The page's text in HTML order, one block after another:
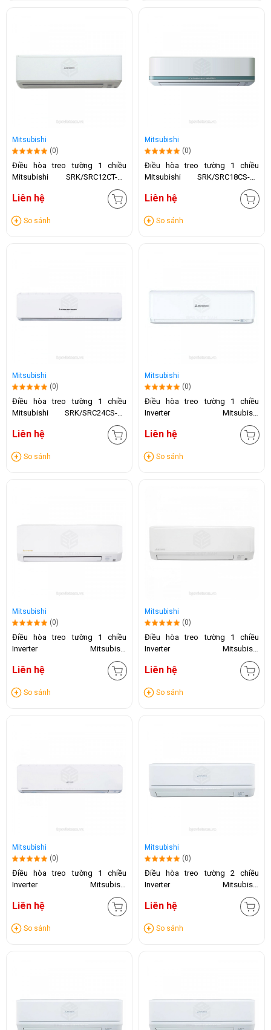
Mitsubishi
(0)
Điều hòa treo tường 1 chiều
Mitsubishi SRK/SRC12CT-S5
Liên hệ
So sánh
Mitsubishi
(0)
Điều hòa treo tường 1 chiều
Mitsubishi SRK/SRC18CS-S5
Liên hệ
So sánh
Mitsubishi
(0)
Điều hòa treo tường 1 chiều
Mitsubishi SRK/SRC24CS-S5
Liên hệ
So sánh
Mitsubishi
(0)
Điều hòa treo tường 1 chiều
Inverter Mitsubishi
SRK/SRC10YYP-W5 (9000BTU)
Liên hệ
So sánh
Mitsubishi
(0)
Điều hòa treo tường 1 chiều
Inverter Mitsubishi
SRK/SRC13YYP-W5 (12.000BTU)
Liên hệ
So sánh
Mitsubishi
(0)
Điều hòa treo tường 1 chiều
Inverter Mitsubishi
SRK/SRC18YYP-W5 (18.000BTU)
Liên hệ
So sánh
Mitsubishi
(0)
Điều hòa treo tường 1 chiều
Inverter Mitsubishi
SRK/SRC24YW-W5 (24.000BTU)
Liên hệ
So sánh
Mitsubishi
(0)
Điều hòa treo tường 2 chiều
Inverter Mitsubishi
SRK/SRC25ZSPS-W5 (9000BTU)
Liên hệ
So sánh